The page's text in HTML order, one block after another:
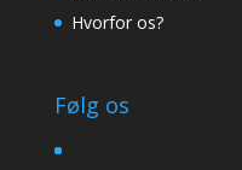
Hvorfor os?
Følg os